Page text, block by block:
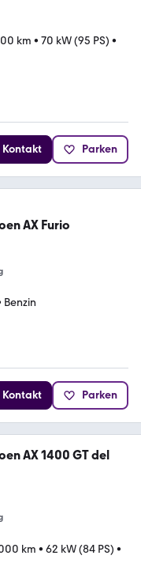
km • 70 kW (95 PS) •
Kontakt Parken
AX Furio
Benzin
Kontakt Parken
AX 1400 GT del
km • 62 kW (84 PS) •